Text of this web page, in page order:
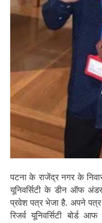
पटना के राजेंद्र नगर के
यूनिवर्सिटी के डीन ऑफ
प्रवेश पत्र भेजा है. अपने पत्र
रिजर्व यूनिवर्सिटी बोर्ड